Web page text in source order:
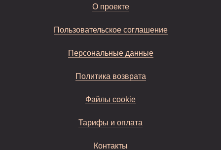
О проекте
Пользовательское соглашение
Персональные данные
Политика возврата
Файлы cookie
Тарифы и оплата
Контакты